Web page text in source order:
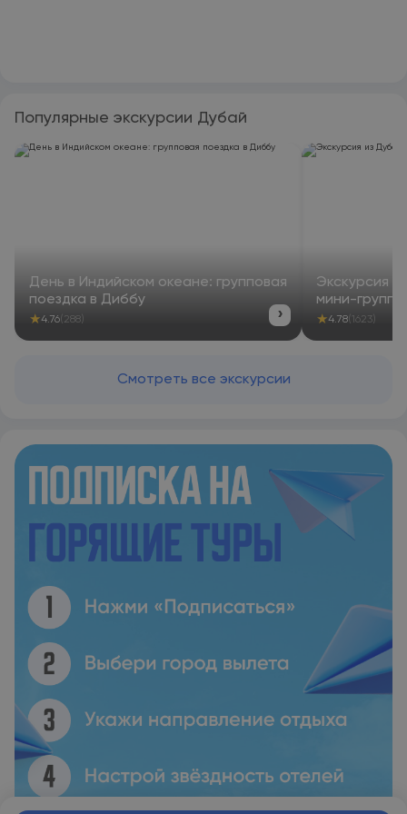
Популярные экскурсии Дубай
День в Индийском океане: групповая
поездка в Диббу
★4.76 (288) ›
Экскурсия
мини-группе
★4.78 (1623)
Смотреть все экскурсии